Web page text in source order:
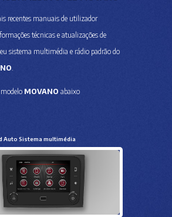
recentes manuais de utilizador
técnicas e atualizações de
sistema multimédia e rádio padrão do
.
modelo MOVANO abaixo
Auto Sistema multimédia